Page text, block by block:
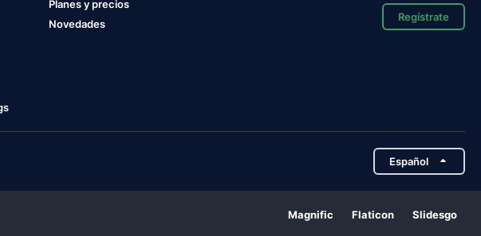
Planes y precios
Novedades
Regístrate
Español
Magnific Flaticon Slidesgo